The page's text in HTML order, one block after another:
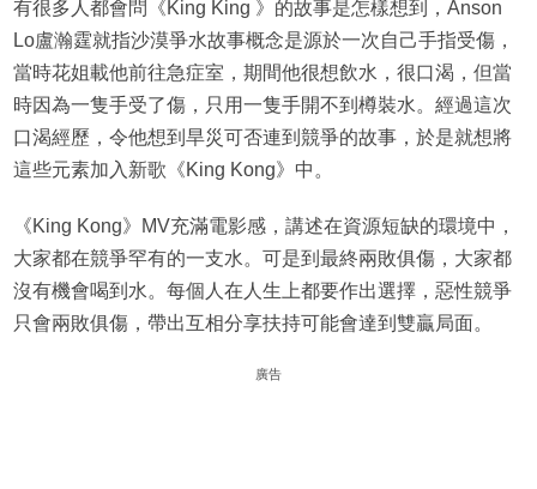
有很多人都會問《King King 》的故事是怎樣想到，Anson
Lo盧瀚霆就指沙漠爭水故事概念是源於一次自己手指受傷，
當時花姐載他前往急症室，期間他很想飲水，很口渴，但當
時因為一隻手受了傷，只用一隻手開不到樽裝水。經過這次
口渴經歷，令他想到旱災可否連到競爭的故事，於是就想將
這些元素加入新歌《King Kong》中。
《King Kong》MV充滿電影感，講述在資源短缺的環境中，
大家都在競爭罕有的一支水。可是到最終兩敗俱傷，大家都
沒有機會喝到水。每個人在人生上都要作出選擇，惡性競爭
只會兩敗俱傷，帶出互相分享扶持可能會達到雙贏局面。
廣告